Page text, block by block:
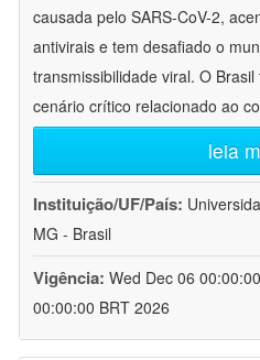
causada pelo SARS-CoV-2,
antivirais e tem desafiado o
transmissibilidade viral. O
cenário crítico relacionado ao
leia
Instituição/UF/País:
MG - Brasil
Vigência: Wed Dec 06
00:00:00 BRT 2026